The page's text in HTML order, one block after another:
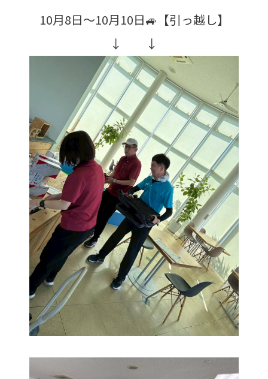
10月8日～10月10日🚙【引っ越し】
↓ ↓